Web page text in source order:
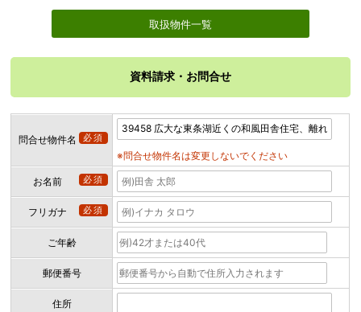
取扱物件一覧
資料請求・お問合せ
問合せ物件名 必須
※問合せ物件名は変更しないでください
お名前 必須
フリガナ 必須
ご年齢
郵便番号
住所